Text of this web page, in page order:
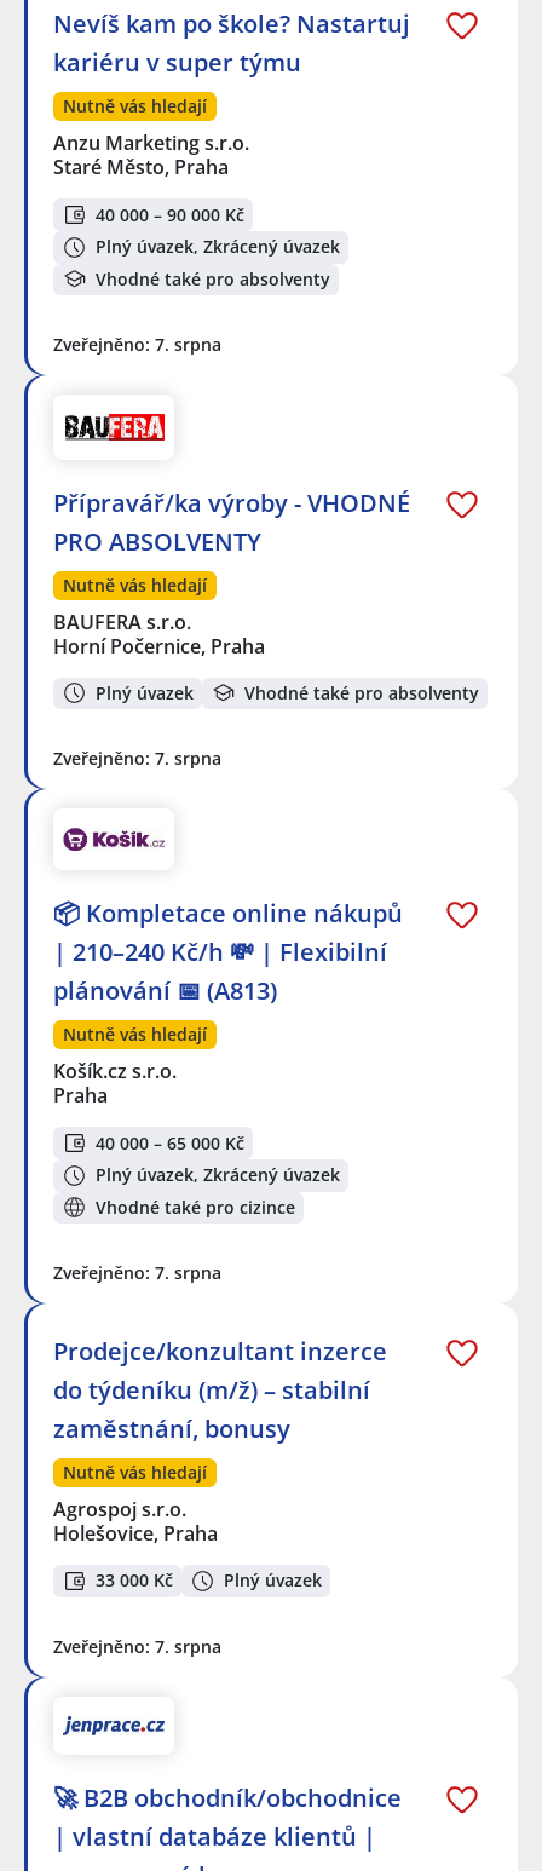
Nevíš kam po škole? Nastartuj
kariéru v super týmu
Nutně vás hledají
Anzu Marketing s.r.o.
Staré Město, Praha
40 000 – 90 000 Kč
Plný úvazek, Zkrácený úvazek
Vhodné také pro absolventy
Zveřejněno: 7. srpna
Přípravář/ka výroby - VHODNÉ
PRO ABSOLVENTY
Nutně vás hledají
BAUFERA s.r.o.
Horní Počernice, Praha
Plný úvazek Vhodné také pro absolventy
Zveřejněno: 7. srpna
📦 Kompletace online nákupů
| 210–240 Kč/h 💸 | Flexibilní
plánování 📅 (A813)
Nutně vás hledají
Košík.cz s.r.o.
Praha
40 000 – 65 000 Kč
Plný úvazek, Zkrácený úvazek
Vhodné také pro cizince
Zveřejněno: 7. srpna
Prodejce/konzultant inzerce
do týdeníku (m/ž) – stabilní
zaměstnání, bonusy
Nutně vás hledají
Agrospoj s.r.o.
Holešovice, Praha
33 000 Kč Plný úvazek
Zveřejněno: 7. srpna
🚀 B2B obchodník/obchodnice
| vlastní databáze klientů |